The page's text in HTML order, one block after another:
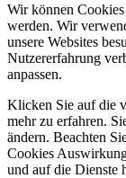
Wir können
werden. Wir
unsere Websites
Nutzererfahrung
anpassen.
Klicken Sie auf die
mehr zu erfahren.
ändern. Beachten
Cookies
und auf die Dienste